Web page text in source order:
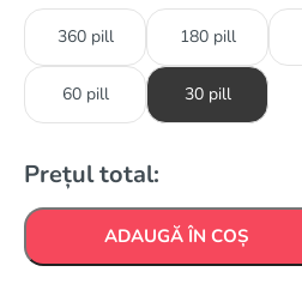
360 pill 180 pill
60 pill 30 pill
Prețul total:
ADAUGĂ ÎN COȘ